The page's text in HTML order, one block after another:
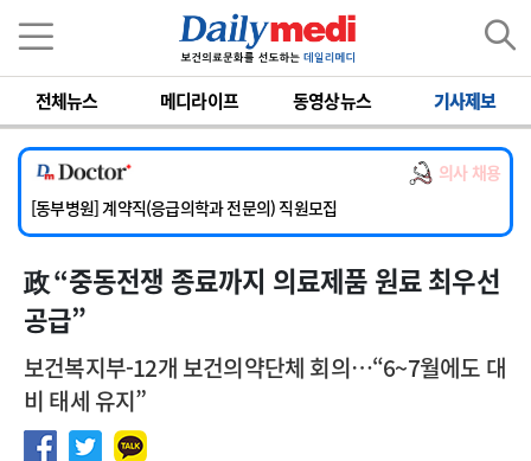
전체뉴스 메디라이프 동영상뉴스 기사제보
의사 채용
[서울아산병원] 2026년 하반기 인턴 모집
[영남대학교의료원] 마취통증의학과 임기제 임상의사 채용
[충남대학교병원] 소아청소년과(소아응급전담) 계약직 의사 공개채용
[동부병원] 계약직(응급의학과 전문의) 직원모집
[이대목동병원] 하반기 전공의(레지던트1년차) 모집
[서울아산병원] 2026년 하반기 인턴 모집
[영남대학교의료원] 마취통증의학과 임기제 임상의사 채용
政 “중동전쟁 종료까지 의료제품 원료 최우선
공급”
보건복지부-12개 보건의약단체 회의…“6~7월에도 대
비 태세 유지”